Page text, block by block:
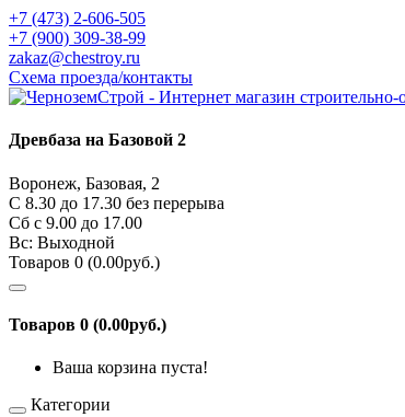
+7 (473) 2-606-505
+7 (900) 309-38-99
zakaz@chestroy.ru
Схема проезда/контакты
Древбаза на Базовой 2
Воронеж, Базовая, 2
С 8.30 до 17.30 без перерыва
Сб c 9.00 до 17.00
Вс: Выходной
Товаров 0 (0.00руб.)
Товаров 0 (0.00руб.)
Ваша корзина пуста!
Категории